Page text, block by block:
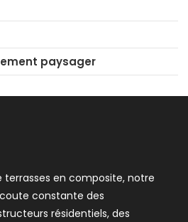
paysager
en composite, notre
constante des
résidentiels, des